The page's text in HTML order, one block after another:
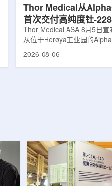
Thor Medical从
首次交付高纯度钍-
业供货启动
Thor Medical ASA 8月5日宣
从位于Herøya工业园的
产设施完成首批高纯度钍-
足靶向α疗法领域对高纯度...
2026-08-06